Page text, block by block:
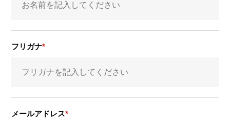
フリガナ
メールアドレス